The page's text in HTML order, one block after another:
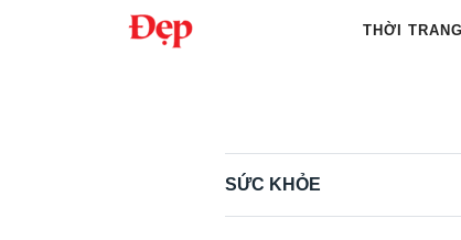
THỜI TRANG
SỨC KHỎE